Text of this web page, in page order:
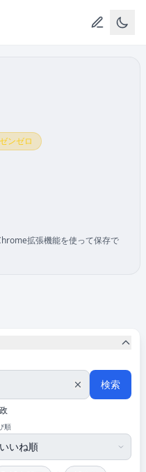
ゼンゼロ
拡張機能を使って保存で
検索
順